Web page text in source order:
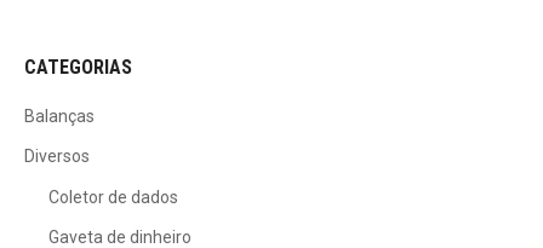
CATEGORIAS
Balanças
Diversos
Coletor de dados
Gaveta de dinheiro